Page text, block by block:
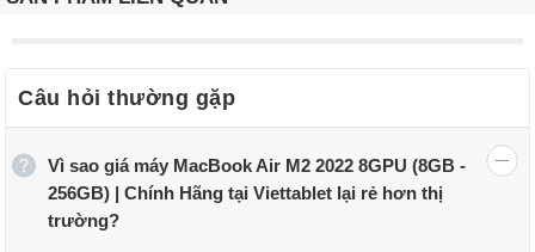
Câu hỏi thường gặp
Vì sao giá máy MacBook Air M2 2022 8GPU (8GB -
256GB) | Chính Hãng tại Viettablet lại rẻ hơn thị
trường?